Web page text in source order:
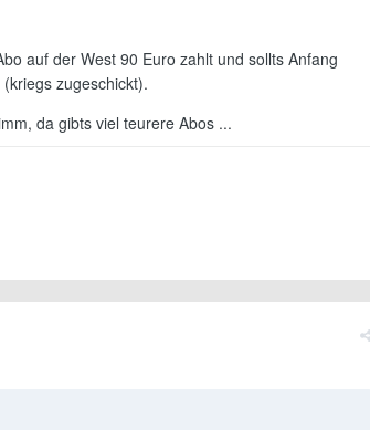
auf der West 90 Euro zahlt und sollts Anfang
zugeschickt).
da gibts viel teurere Abos ...